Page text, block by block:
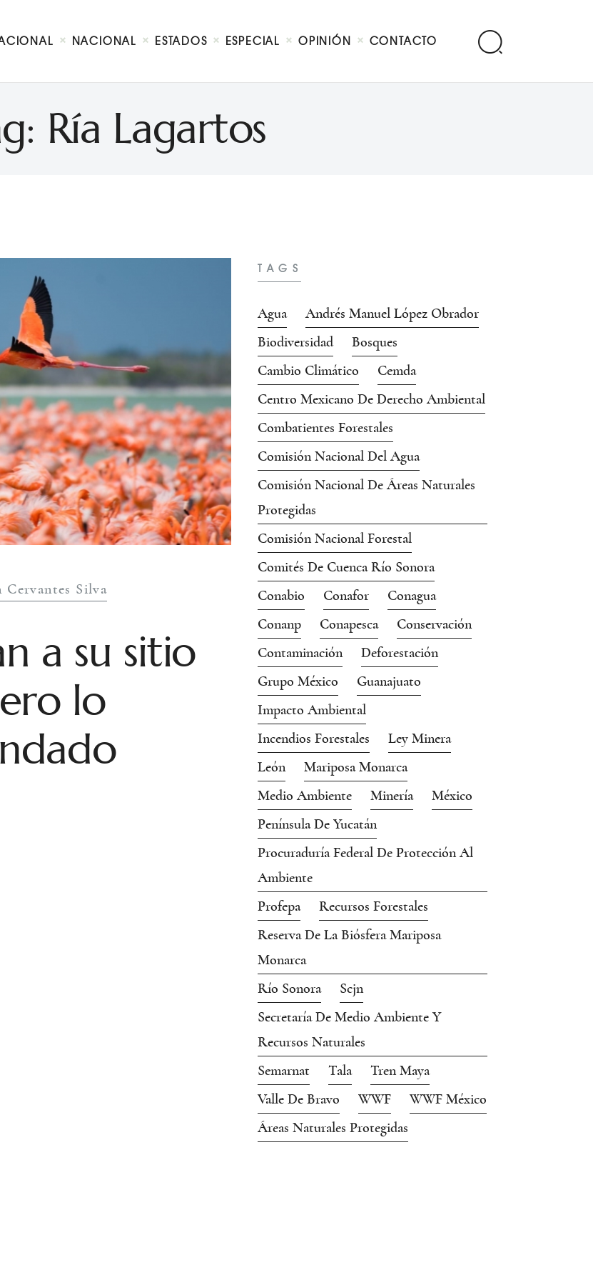
NACIONAL ESTADOS ESPECIAL OPINIÓN CONTACTO
Ría Lagartos
Nacional
Especial
Contacto
Cervantes Silva
a su sitio
lo
TAGS
Agua
Andrés Manuel López Obrador
Biodiversidad
Bosques
Cambio Climático
Cemda
Centro Mexicano De Derecho Ambiental
Combatientes Forestales
Comisión Nacional Del Agua
Comisión Nacional De Áreas Naturales
Protegidas
Comisión Nacional Forestal
Comités De Cuenca Río Sonora
Conabio
Conafor
Conagua
Conanp
Conapesca
Conservación
Contaminación
Deforestación
Grupo México
Guanajuato
Impacto Ambiental
Incendios Forestales
Ley Minera
León
Mariposa Monarca
Medio Ambiente
Minería
México
Península De Yucatán
Procuraduría Federal De Protección Al
Ambiente
Profepa
Recursos Forestales
Reserva De La Biósfera Mariposa
Monarca
Río Sonora
Scjn
Secretaría De Medio Ambiente Y
Recursos Naturales
Semarnat
Tala
Tren Maya
Valle De Bravo
WWF
WWF México
Áreas Naturales Protegidas